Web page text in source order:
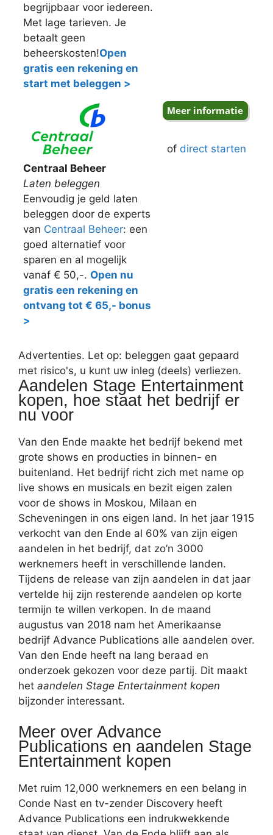
begrijpbaar voor iedereen.
Met lage tarieven. Je
betaalt geen
beheerskosten!Open
gratis een rekening en
start met beleggen >
Centraal Beheer
Laten beleggen
Eenvoudig je geld laten
beleggen door de experts
van Centraal Beheer: een
goed alternatief voor
sparen en al mogelijk
vanaf € 50,-. Open nu
gratis een rekening en
ontvang tot € 65,- bonus
>
of direct starten
Advertenties. Let op: beleggen gaat gepaard
met risico's, u kunt uw inleg (deels) verliezen.
Aandelen Stage Entertainment
kopen, hoe staat het bedrijf er
nu voor
Van den Ende maakte het bedrijf bekend met
grote shows en producties in binnen- en
buitenland. Het bedrijf richt zich met name op
live shows en musicals en bezit eigen zalen
voor de shows in Moskou, Milaan en
Scheveningen in ons eigen land. In het jaar 1915
verkocht van den Ende al 60% van zijn eigen
aandelen in het bedrijf, dat zo’n 3000
werknemers heeft in verschillende landen.
Tijdens de release van zijn aandelen in dat jaar
vertelde hij zijn resterende aandelen op korte
termijn te willen verkopen. In de maand
augustus van 2018 nam het Amerikaanse
bedrijf Advance Publications alle aandelen over.
Van den Ende heeft na lang beraad en
onderzoek gekozen voor deze partij. Dit maakt
het aandelen Stage Entertainment kopen
bijzonder interessant.
Meer over Advance
Publications en aandelen Stage
Entertainment kopen
Met ruim 12,000 werknemers en een belang in
Conde Nast en tv-zender Discovery heeft
Advance Publications een indrukwekkende